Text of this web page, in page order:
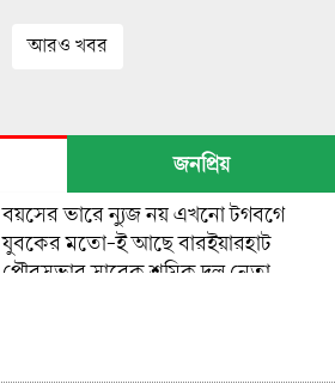
আরও খবর
জনপ্রিয়
বয়সের ভারে ন্যুজ নয় এখনো টগবগে
যুবকের মতো-ই আছে বারইয়ারহাট
পৌরসভার সাবেক শ্রমিক দল নেতা